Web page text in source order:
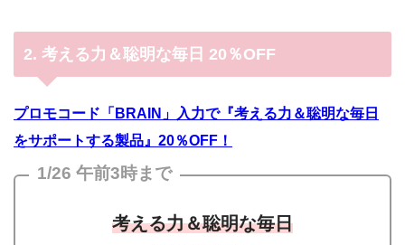
2. 考える力＆聡明な毎日 20％OFF
プロモコード「BRAIN」入力で『考える力＆聡明な毎日
をサポートする製品』20％OFF！
1/26 午前3時まで
考える力＆聡明な毎日